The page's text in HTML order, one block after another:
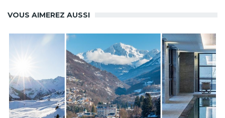
VOUS AIMEREZ AUSSI